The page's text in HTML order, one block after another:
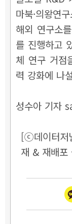
마북·의왕연
해외 연구소
를 진행하고
체 연구 거점
력 강화에 나
성수아 기자
[ⓒ데이터저
재 & 재배포